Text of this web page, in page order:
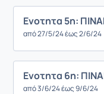
Ενοτητα 5η:
από 27/5/24 έως 2/6/24
Ενοτητα 6η:
από 3/6/24 έως 9/6/24